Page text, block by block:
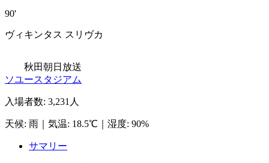
90'
ヴィキンタス スリヴカ
秋田朝日放送
ソユースタジアム
入場者数: 3,231人
天候: 雨 気温: 18.5℃ 湿度: 90%
サマリー